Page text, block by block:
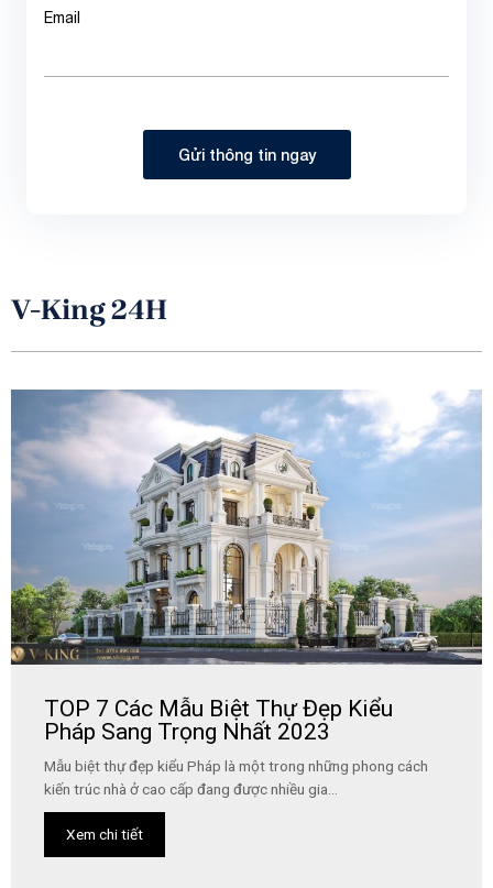
Email
Gửi thông tin ngay
V-King 24H
TOP 7 Các Mẫu Biệt Thự Đẹp Kiểu
Pháp Sang Trọng Nhất 2023
Mẫu biệt thự đẹp kiểu Pháp là một trong những phong cách
kiến trúc nhà ở cao cấp đang được nhiều gia...
Xem chi tiết